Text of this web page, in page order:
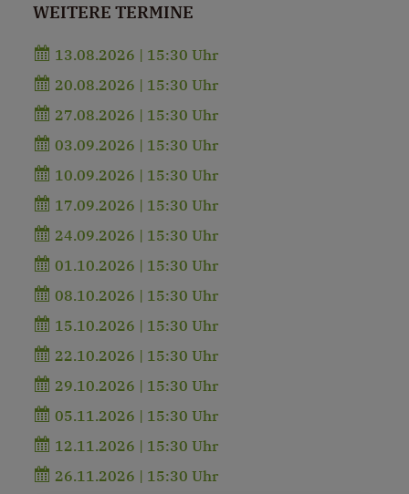
WEITERE TERMINE
13.08.2026 | 15:30 Uhr
20.08.2026 | 15:30 Uhr
27.08.2026 | 15:30 Uhr
03.09.2026 | 15:30 Uhr
10.09.2026 | 15:30 Uhr
17.09.2026 | 15:30 Uhr
24.09.2026 | 15:30 Uhr
01.10.2026 | 15:30 Uhr
08.10.2026 | 15:30 Uhr
15.10.2026 | 15:30 Uhr
22.10.2026 | 15:30 Uhr
29.10.2026 | 15:30 Uhr
05.11.2026 | 15:30 Uhr
12.11.2026 | 15:30 Uhr
26.11.2026 | 15:30 Uhr